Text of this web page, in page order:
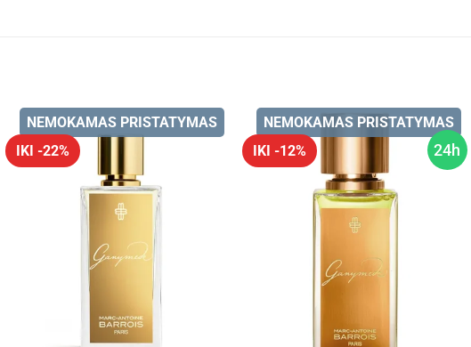
IKI -22%
NEMOKAMAS PRISTATYMAS
24h
IKI -12%
NEMOKAMAS PRISTATYMAS